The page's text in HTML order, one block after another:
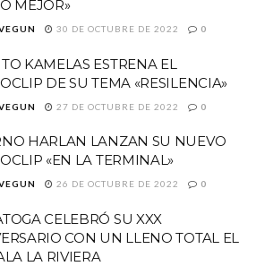
MEJOR»
30 DE OCTUBRE DE 2022 0
KAMELAS ESTRENA EL
DE SU TEMA «RESILENCIA»
27 DE OCTUBRE DE 2022 0
HARLAN LANZAN SU NUEVO
«EN LA TERMINAL»
26 DE OCTUBRE DE 2022 0
CELEBRÓ SU XXX
CON UN LLENO TOTAL EL
LA RIVIERA